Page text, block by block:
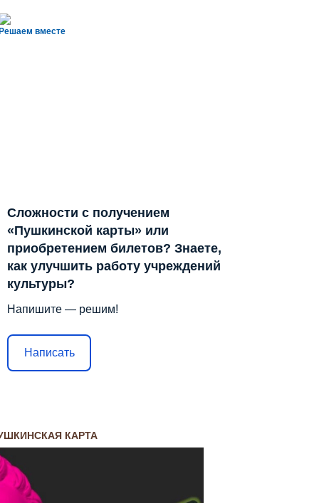
вместе
Сложности с получением
«Пушкинской карты» или
приобретением билетов? Знаете,
как улучшить работу учреждений
культуры?
Напишите — решим!
Написать
КАРТА